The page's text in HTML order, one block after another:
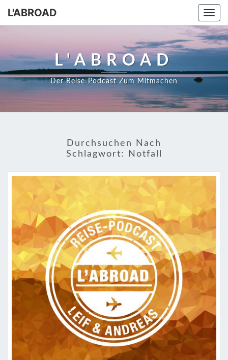
Skip
L'ABROAD
L'ABROAD
Der Reise-Podcast Zum Mitmachen
Durchsuchen Nach
Schlagwort:
Notfall